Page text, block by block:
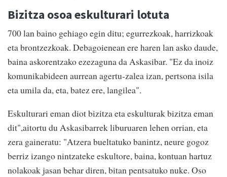
Bizitza osoa eskulturari lotuta
700 lan baino gehiago egin ditu; egurrezkoak, harrizkoak
eta brontzezkoak. Debagoienean ere haren lan asko daude,
baina askorentzako ezezaguna da Askasibar. "Ez da inoiz
komunikabideen aurrean agertu-zalea izan, pertsona isila
eta umila da, eta, batez ere, langilea".
Eskulturari eman diot bizitza eta eskulturak bizitza eman
dit",aitortu du Askasibarrek liburuaren lehen orrian, eta
zera gaineratu: "Atzera bueltatuko banintz, neure gogoz
berriz izango nintzateke eskultore, baina, kontuan hartuz
nolakoak jasan behar diren, bitan pentsatuko nuke. Oso